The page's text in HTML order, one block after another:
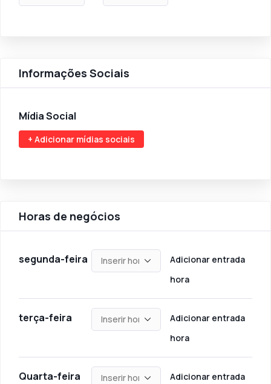
Informações Sociais
Mídia Social
+ Adicionar mídias sociais
Horas de negócios
segunda-feira
Adicionar entrada
hora
terça-feira
Adicionar entrada
hora
Quarta-feira
Adicionar entrada